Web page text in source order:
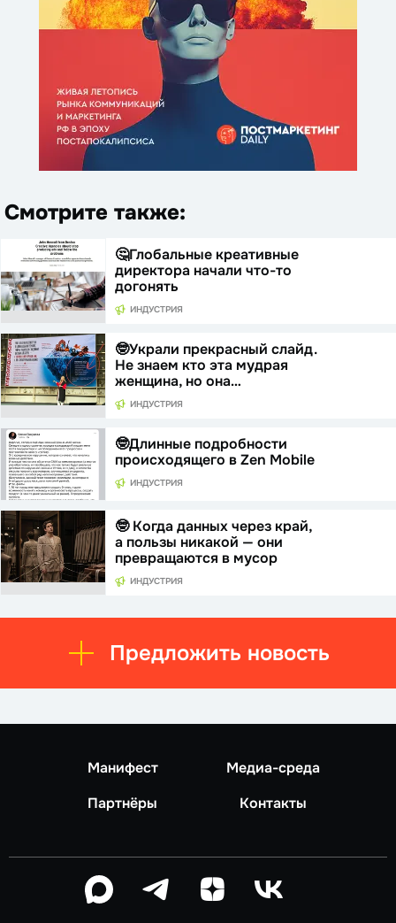
Смотрите также:
🤔Глобальные креативные
директора начали что-то
догонять
ИНДУСТРИЯ
🤓Украли прекрасный слайд.
Не знаем кто эта мудрая
женщина, но она…
ИНДУСТРИЯ
🤓Длинные подробности
происходящего в Zen Mobile
ИНДУСТРИЯ
🤓 Когда данных через край,
а пользы никакой — они
превращаются в мусор
ИНДУСТРИЯ
Предложить новость
Манифест
Медиа-среда
Партнёры
Контакты